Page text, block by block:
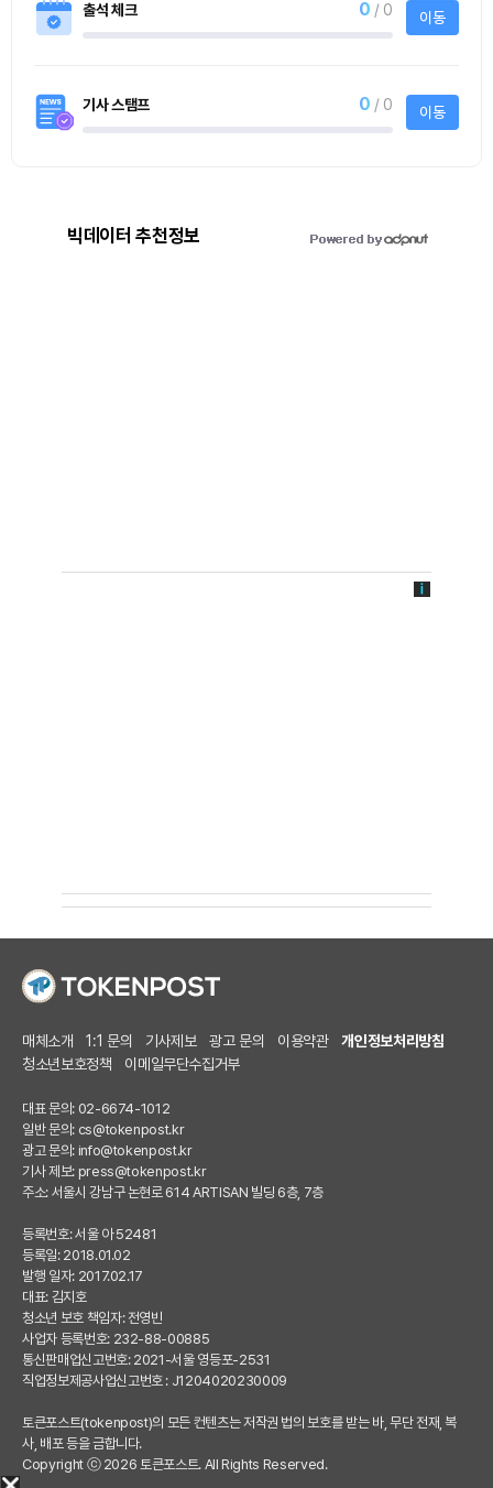
출석 체크 0 / 0 이동
기사 스탬프 0 / 0 이동
빅데이터 추천정보
매체소개 1:1 문의 기사제보 광고 문의 이용약관
개인정보처리방침
청소년보호정책
이메일무단수집거부
대표 문의: 02-6674-1012
일반 문의: cs@tokenpost.kr
광고 문의: info@tokenpost.kr
기사 제보: press@tokenpost.kr
주소: 서울시 강남구 논현로 614 ARTISAN 빌딩 6층, 7층
등록번호: 서울 아 52481
등록일: 2018.01.02
발행 일자: 2017.02.17
대표: 김지호
청소년 보호 책임자: 전영빈
사업자 등록번호: 232-88-00885
통신판매업신고번호: 2021-서울 영등포-2531
직업정보제공사업신고번호 : J1204020230009
토큰포스트(tokenpost)의 모든 컨텐츠는 저작권 법의 보호를 받는 바, 무단 전재, 복
사, 배포 등을 금합니다.
Copyright ⓒ 2026 토큰포스트. All Rights Reserved.